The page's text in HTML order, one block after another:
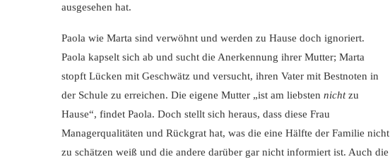
ausgesehen hat.
Paola wie Marta sind verwöhnt und werden zu Hause doch ignoriert.
Paola kapselt sich ab und sucht die Anerkennung ihrer Mutter; Marta
stopft Lücken mit Geschwätz und versucht, ihren Vater mit Bestnoten in
der Schule zu erreichen. Die eigene Mutter „ist am liebsten nichtzu
Hause“, findet Paola. Doch stellt sich heraus, dass diese Frau
Managerqualitäten und Rückgrat hat, was die eine Hälfte der Familie nicht
zu schätzen weiß und die andere darüber gar nicht informiert ist. Auch die